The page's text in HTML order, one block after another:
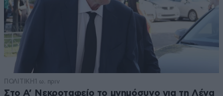
ΠΟΛΙΤΙΚΗ 1 ω. πριν
Στο Α’ Νεκροταφείο το μνημόσυνο για τη Λένα